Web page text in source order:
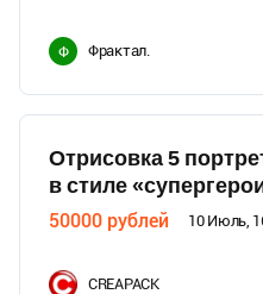
Ф Фрактал.
Отрисовка 5
в стиле
50000 рублей 10 Июль,
CREAPACK